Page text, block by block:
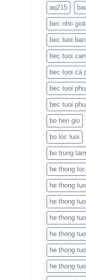
8
Kênh
là
gì?
Ưu
điểm
và
ứng
dụng
trong
hệ
thống
tưới
hiện
đại
aq215
bec nho giot
bec tuoi
bec tuoi
bec tuoi cà
bec tuoi
bec tuoi
bo hen gio
bo loc luoi
bo trung tam
he thong loc
he thong
he thong
he thong
he thong
he thong
he thong